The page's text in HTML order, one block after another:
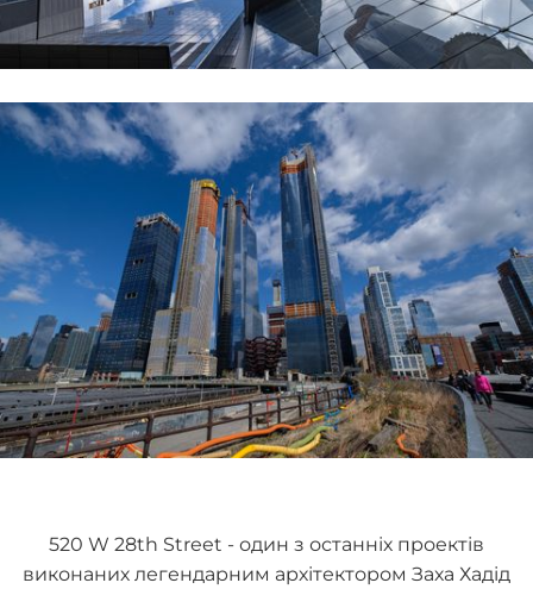
520 W 28th Street - один з останніх проектів
виконаних легендарним архітектором Заха Хадід